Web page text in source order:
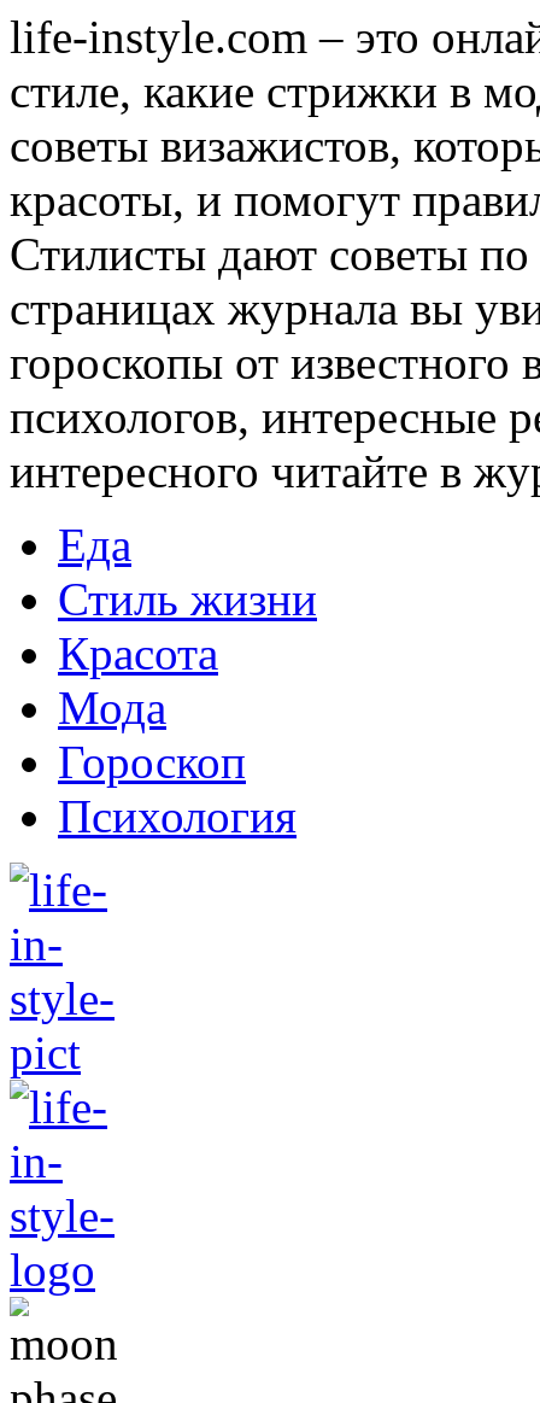
life-instyle.com – это
стиле, какие стрижки в
советы визажистов,
красоты, и помогут
Стилисты дают советы
страницах журнала вы
гороскопы от известного
психологов, интересные
интересного читайте в
Еда
Стиль жизни
Красота
Мода
Гороскоп
Психология